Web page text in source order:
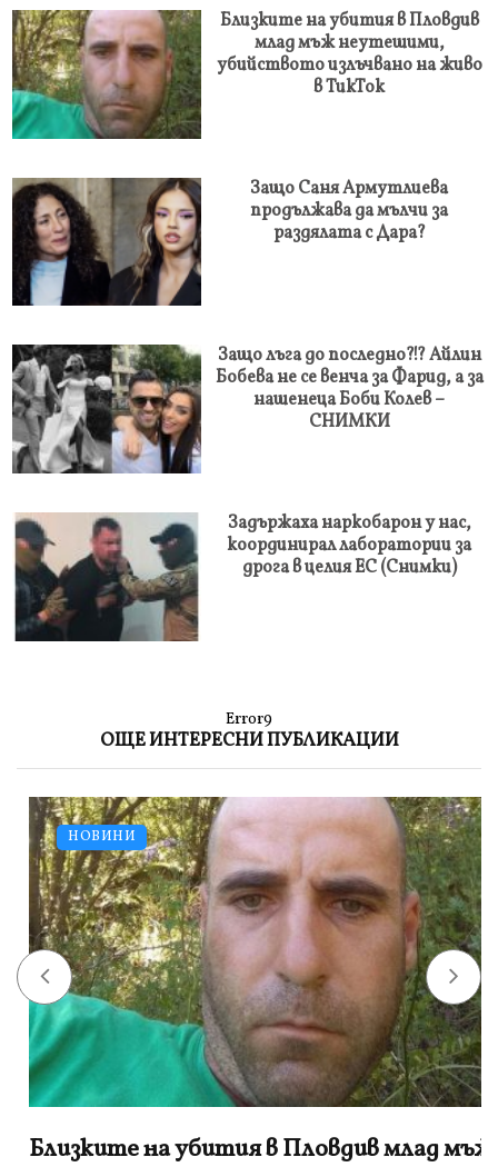
Близките на убития в Пловдив
млад мъж неутешими,
убийството излъчвано на живо
в ТикТок
Защо Саня Армутлиева
продължава да мълчи за
раздялата с Дара?
Защо лъга до последно?!? Айлин
Бобева не се венча за Фарид, а за
нашенеца Боби Колев –
СНИМКИ
Задържаха наркобарон у нас,
координирал лаборатории за
дрога в целия ЕС (Снимки)
Error9
ОЩЕ ИНТЕРЕСНИ ПУБЛИКАЦИИ
НОВИНИ
Близките на убития в Пловдив млад мъж